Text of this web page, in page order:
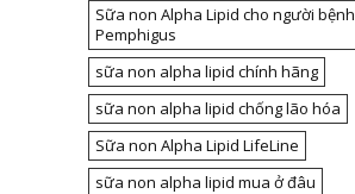
Sữa non Alpha Lipid cho người bệnh
Pemphigus
sữa non alpha lipid chính hãng
sữa non alpha lipid chống lão hóa
Sữa non Alpha Lipid LifeLine
sữa non alpha lipid mua ở đâu